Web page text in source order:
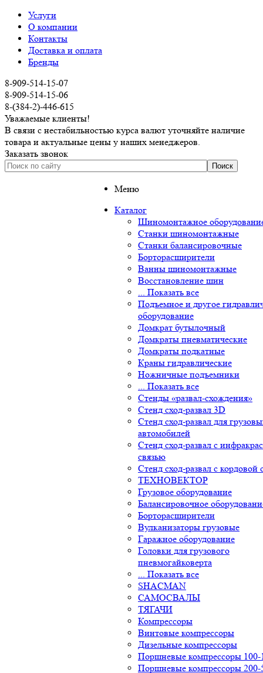
Услуги
О компании
Контакты
Доставка и оплата
Бренды
8-909-514-15-07
8-909-514-15-06
8-(384-2)-446-615
Уважаемые клиенты!
В связи с нестабильностью курса валют уточняйте наличие
товара и актуальные цены у наших менеджеров.
Заказать звонок
Меню
Каталог
Шиномонтажное оборудование
Станки шиномонтажные
Станки балансировочные
Борторасширители
Ванны шиномонтажные
Восстановление шин
... Показать все
Подъемное и другое
оборудование
Домкрат бутылочный
Домкраты пневматические
Домкраты подкатные
Краны гидравлические
Ножничные подъемники
... Показать все
Стенды «развал-схождения»
Стенд сход-развал 3D
Стенд сход-развал для грузовых
автомобилей
Стенд сход-развал с
связью
Стенд сход-развал с кордовой
ТЕХНОВЕКТОР
Грузовое оборудование
Балансировочное оборудование
Борторасширители
Вулканизаторы грузовые
Гаражное оборудование
Головки для грузового
пневмогайковерта
... Показать все
SHACMAN
САМОСВАЛЫ
ТЯГАЧИ
Компресcоры
Винтовые компрессоры
Дизельные компрессоры
Поршневые компрессоры 100-
Поршневые компрессоры 200-